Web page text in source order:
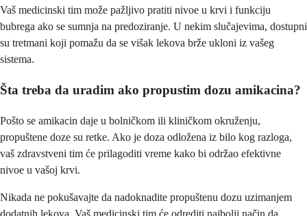
Vaš medicinski tim može pažljivo pratiti nivoe u krvi i funkciju
bubrega ako se sumnja na predoziranje. U nekim slučajevima, dostupni
su tretmani koji pomažu da se višak lekova brže ukloni iz vašeg
sistema.
Šta treba da uradim ako propustim dozu amikacina?
Pošto se amikacin daje u bolničkom ili kliničkom okruženju,
propuštene doze su retke. Ako je doza odložena iz bilo kog razloga,
vaš zdravstveni tim će prilagoditi vreme kako bi održao efektivne
nivoe u vašoj krvi.
Nikada ne pokušavajte da nadoknadite propuštenu dozu uzimanjem
dodatnih lekova. Vaš medicinski tim će odrediti najbolji način da